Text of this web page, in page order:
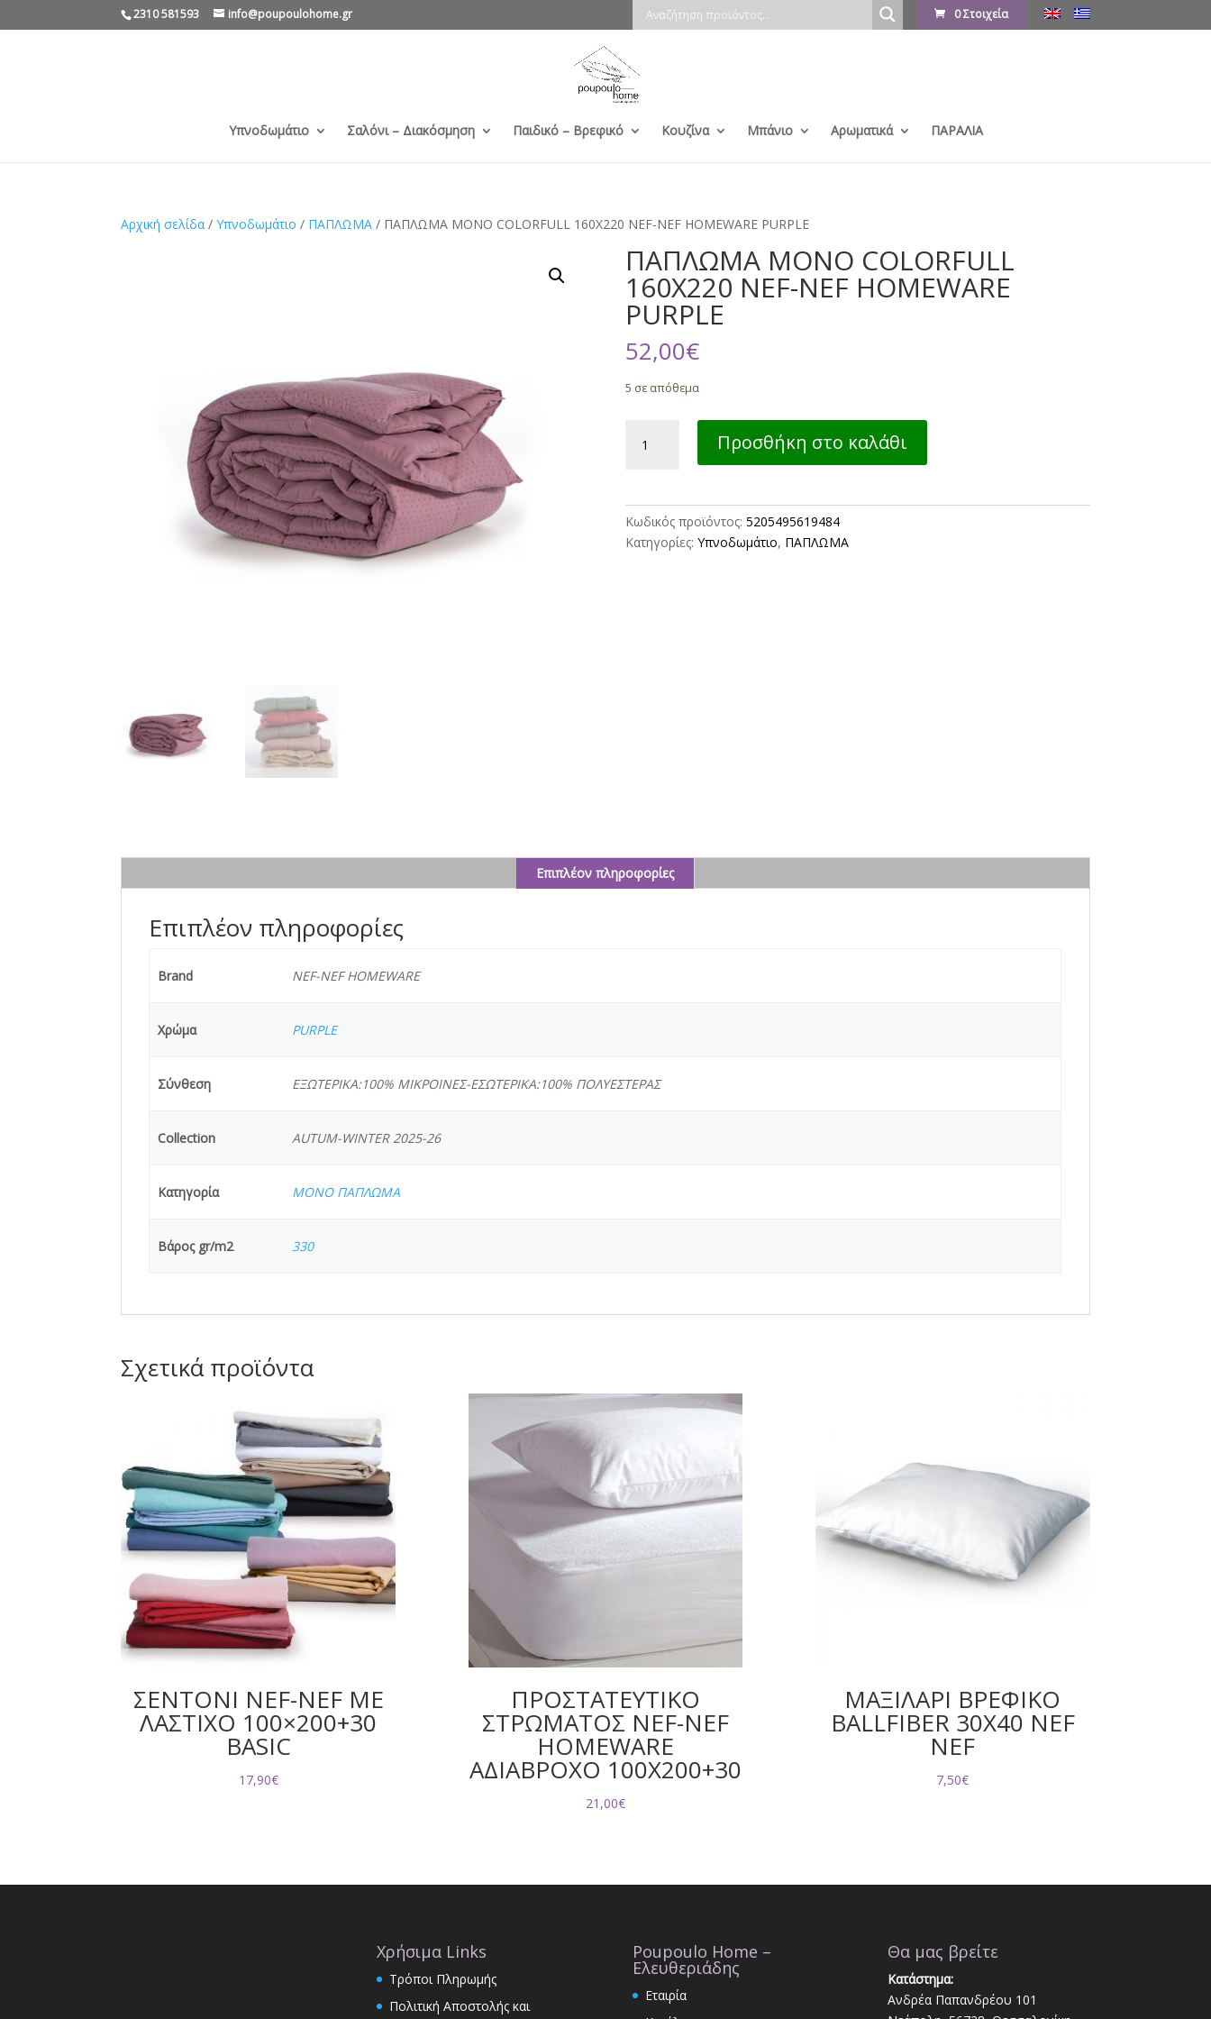
2310 581593 info@poupoulohome.gr 0 Στοιχεία
Υπνοδωμάτιο Σαλόνι – Διακόσμηση Παιδικό – Βρεφικό Κουζίνα Μπάνιο Αρωματικά ΠΑΡΑΛΙΑ
Αρχική σελίδα /Υπνοδωμάτιο / ΠΑΠΛΩΜΑ / ΠΑΠΛΩΜΑ MONO COLORFULL 160X220 NEF-NEF HOMEWARE PURPLE
ΠΑΠΛΩΜΑ MONO COLORFULL
160X220 NEF-NEF HOMEWARE
PURPLE
52,00€
5 σε απόθεμα
MONO
COLORFULL
NEF-
HOMEWARE
Προσθήκη στο καλάθι
Κωδικός προϊόντος: 5205495619484
Κατηγορίες: Υπνοδωμάτιο, ΠΑΠΛΩΜΑ
Επιπλέον πληροφορίες
Επιπλέον πληροφορίες
Brand NEF-NEF HOMEWARE
Χρώμα PURPLE
Σύνθεση ΕΞΩΤΕΡΙΚΑ:100% ΜΙΚΡΟΙΝΕΣ-ΕΣΩΤΕΡΙΚΑ:100% ΠΟΛΥΕΣΤΕΡΑΣ
Collection AUTUM-WINTER 2025-26
Κατηγορία ΜΟΝΟ ΠΑΠΛΩΜΑ
Βάρος gr/m2 330
Σχετικά προϊόντα
ΣΕΝΤΟΝΙ NEF-NEF ΜΕ
ΛΑΣΤΙΧΟ 100×200+30
BASIC
17,90€
ΠΡΟΣΤΑΤΕΥΤΙΚΟ
ΣΤΡΩΜΑΤΟΣ NEF-NEF
HOMEWARE
ΑΔΙΑΒΡΟΧΟ 100X200+30
21,00€
ΜΑΞΙΛΑΡΙ ΒΡΕΦΙΚΟ
BALLFIBER 30X40 NEF
NEF
7,50€
Χρήσιμα Links
Τρόποι Πληρωμής
Πολιτική Αποστολής και
Poupoulo Home –
Ελευθεριάδης
Εταιρία
Θα μας βρείτε
Κατάστημα:
Ανδρέα Παπανδρέου 101